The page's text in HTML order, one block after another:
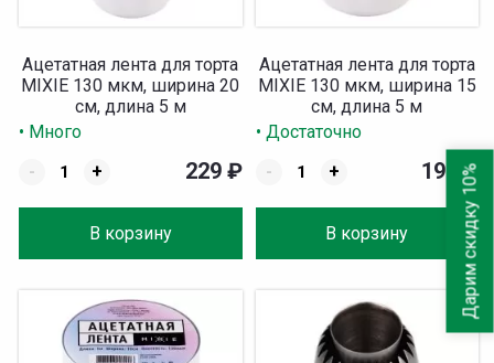
Ацетатная лента для торта
MIXIE 130 мкм, ширина 20
см, длина 5 м
• Много
-
+
В корзину
229 ₽
Ацетатная лента для торта
MIXIE 130 мкм, ширина 15
см, длина 5 м
• Достаточно
-
+
В корзину
199₽
Дарим скидку 10%